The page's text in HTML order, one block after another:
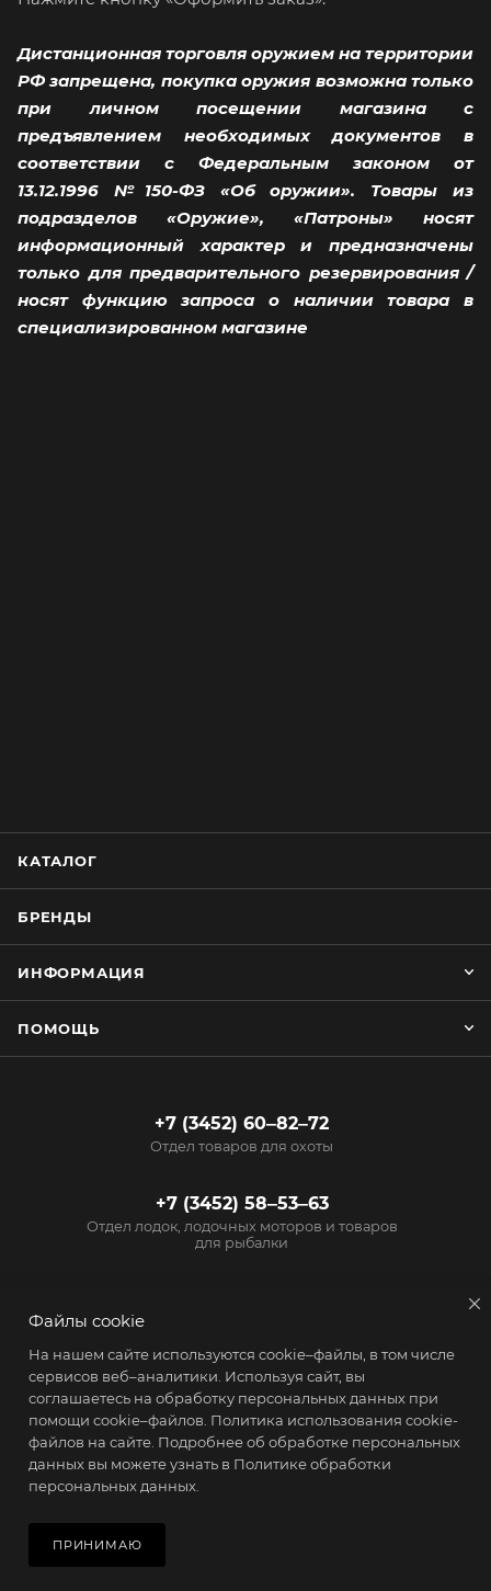
Дистанционная торговля оружием на территории
РФ запрещена, покупка оружия возможна только
при личном посещении магазина с
предъявлением необходимых документов в
соответствии с Федеральным законом от
13.12.1996 №150-ФЗ «Об оружии». Товары из
подразделов «Оружие», «Патроны» носят
информационный характер и предназначены
только для предварительного резервирования /
носят функцию запроса о наличии товара в
специализированном магазине
КАТАЛОГ
БРЕНДЫ
ИНФОРМАЦИЯ
ПОМОЩЬ
+7 (3452) 60‒82‒72
Отдел товаров для охоты
+7 (3452) 58‒53‒63
Отдел лодок, лодочных моторов и товаров
для рыбалки
г. Тюмень, проезд
Геологоразведчиков, 15
2026 © Магазин Старт - товары для активного образа жизни
Файлы cookie
На нашем сайте используются cookie–файлы, в том числе
сервисов веб–аналитики. Используя сайт, вы
соглашаетесь на обработку персональных данных при
помощи cookie–файлов. Политика использования cookie-
файлов на сайте . Подробнее об обработке персональных
данных вы можете узнать в Политике обработки
персональных данных.
ПРИНИМАЮ